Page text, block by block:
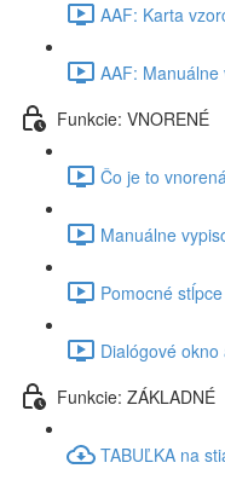
AAF: Karta
AAF:
Funkcie: VNORENÉ
Čo je to
Manuálne
Pomocné
Dialógové
Funkcie: ZÁKLADNÉ
TABUĽKA na